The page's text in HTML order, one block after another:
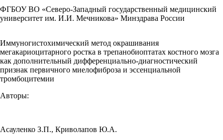
ФГБОУ ВО «Северо-Западный государственный медицинский
университет им. И.И. Мечникова» Минздрава России
Иммуногистохимический метод окрашивания
мегакариоцитарного ростка в трепанобиоптатах костного мозга
как дополнительный дифференциально-диагностический
признак первичного миелофиброза и эссенциальной
тромбоцитемии
Авторы:
Асауленко З.П., Криволапов Ю.А.